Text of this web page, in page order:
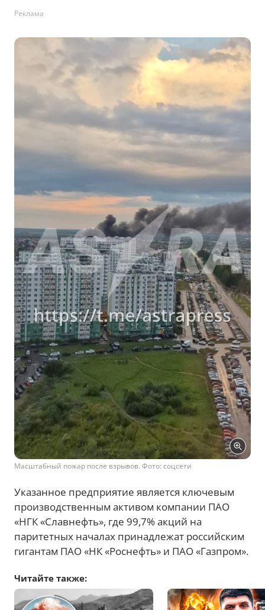
Реклама
Масштабный пожар после взрывов. Фото: соцсети
Указанное предприятие является ключевым
производственным активом компании ПАО
«НГК «Славнефть», где 99,7% акций на
паритетных началах принадлежат российским
гигантам ПАО «НК «Роснефть» и ПАО «Газпром».
Читайте также: